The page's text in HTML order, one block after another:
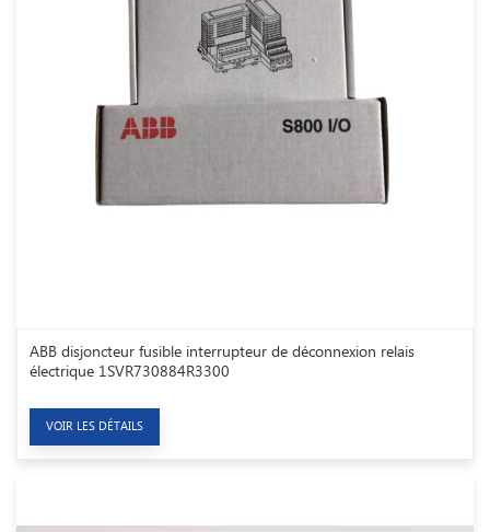
ABB disjoncteur fusible interrupteur de déconnexion relais
électrique 1SVR730884R3300
VOIR LES DÉTAILS